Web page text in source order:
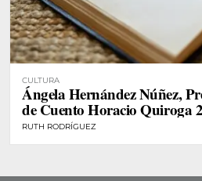
CULTURA
Ángela Hernández Núñez,
de Cuento Horacio Quiroga
RUTH RODRÍGUEZ